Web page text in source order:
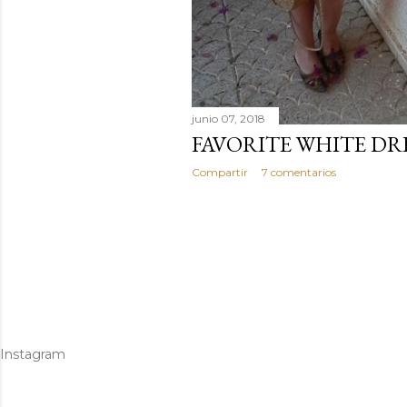
junio 07, 2018
FAVORITE WHITE
Compartir 7 comentarios
Instagram